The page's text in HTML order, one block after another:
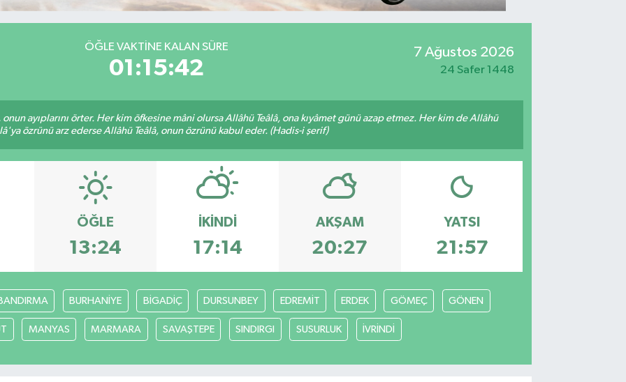
ÖĞLE VAKTINE KALAN SÜRE
01:15:42
7 Ağustos 2026
24 Safer 1448
ayıplarını örter. Her kim öfkesine mâni olursa Allâhü Teâlâ, ona kıyâmet günü azap etmez. Her kim de Allâhü
özrünü arz ederse Allâhü Teâlâ, onun özrünü kabul eder. (Hadis-i şerif)
ÖĞLE
13:24
İKINDI
17:14
AKŞAM
20:27
YATSI
21:57
BURHANİYE BİGADİÇ DURSUNBEY EDREMİT ERDEK GÖMEÇ GÖNEN
MANYAS MARMARA SAVAŞTEPE SINDIRGI SUSURLUK İVRİNDİ